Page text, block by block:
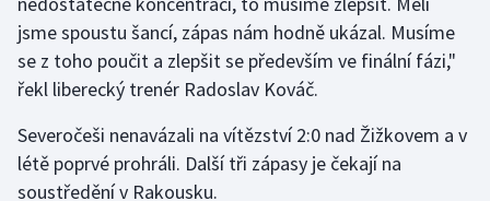
Motorsport
Olympijské hry
Parasport
Plavání
jsme spoustu šancí, zápas nám hodně ukázal. Musíme
se z toho poučit a zlepšit se především ve finální fázi,"
řekl liberecký trenér Radoslav Kováč.
Severočeši nenavázali na vítězství 2:0 nad Žižkovem a v
létě poprvé prohráli. Další tři zápasy je čekají na
soustředění v Rakousku.